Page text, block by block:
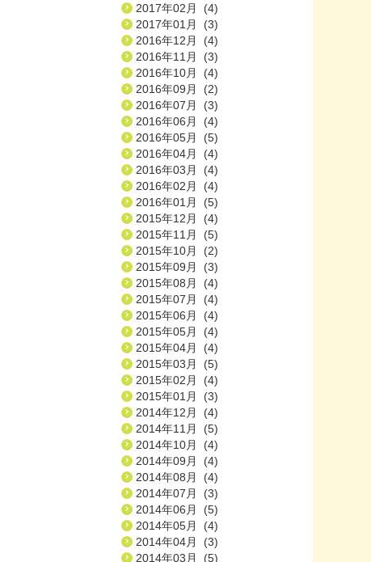
2017年02月 (4)
2017年01月 (3)
2016年12月 (4)
2016年11月 (3)
2016年10月 (4)
2016年09月 (2)
2016年07月 (3)
2016年06月 (4)
2016年05月 (5)
2016年04月 (4)
2016年03月 (4)
2016年02月 (4)
2016年01月 (5)
2015年12月 (4)
2015年11月 (5)
2015年10月 (2)
2015年09月 (3)
2015年08月 (4)
2015年07月 (4)
2015年06月 (4)
2015年05月 (4)
2015年04月 (4)
2015年03月 (5)
2015年02月 (4)
2015年01月 (3)
2014年12月 (4)
2014年11月 (5)
2014年10月 (4)
2014年09月 (4)
2014年08月 (4)
2014年07月 (3)
2014年06月 (5)
2014年05月 (4)
2014年04月 (3)
2014年03月 (5)